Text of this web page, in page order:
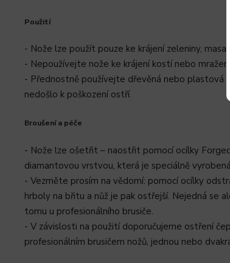
Použití
- Nože lze použít pouze ke krájení zeleniny,
- Nepoužívejte nože ke krájení kostí nebo
- Přednostně používejte dřevěná nebo plastová
nedošlo k poškození ostří.
Broušení a péče
- Nože lze ošetřit – naostřit pomocí ocílky
diamantovou vrstvou, která je speciálně
- Vezměte prosím na vědomí: pomocí ocílky
hrboly na břitu a nůž je pak ostřejší. Nejedná se
tomu u profesionálního brusiče.
- V závislosti na použití doporučujeme ostření
profesionálním brusičem nožů, jednou nebo